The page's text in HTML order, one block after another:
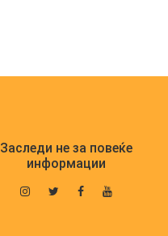
Заследи не за повеќе
информации